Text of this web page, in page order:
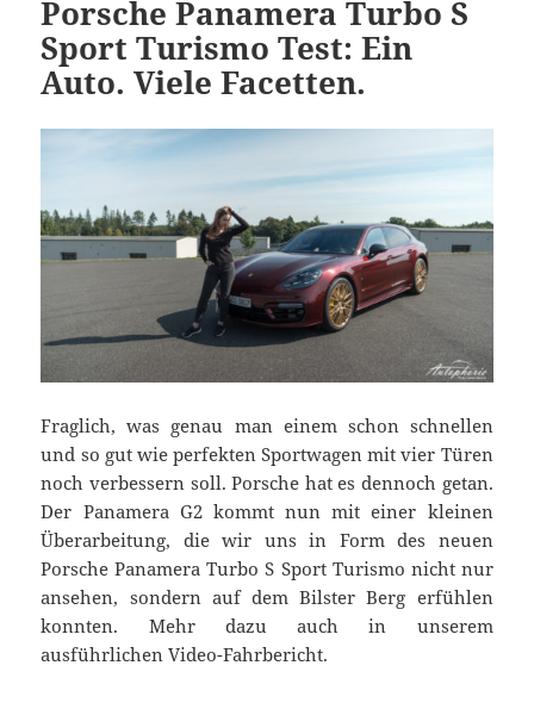
Porsche Panamera Turbo S
Sport Turismo Test: Ein
Auto. Viele Facetten.
Fraglich, was genau man einem schon schnellen
und so gut wie perfekten Sportwagen mit vier Türen
noch verbessern soll. Porsche hat es dennoch getan.
Der Panamera G2 kommt nun mit einer kleinen
Überarbeitung, die wir uns in Form des neuen
Porsche Panamera Turbo S Sport Turismo nicht nur
ansehen, sondern auf dem Bilster Berg erfühlen
konnten. Mehr dazu auch in unserem
ausführlichen Video-Fahrbericht.